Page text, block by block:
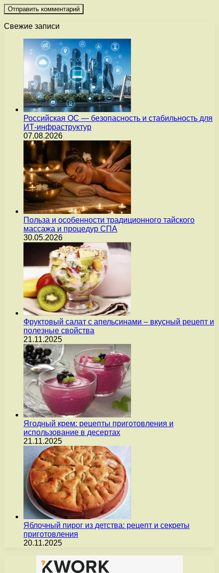
Свежие записи
Российская ОС — безопасность и стабильность для
ИТ-инфраструктур
07.08.2026
Польза и особенности традиционного тайского
массажа и процедур СПА
30.05.2026
Фруктовый салат с апельсинами – вкусный рецепт и
полезные свойства
21.11.2025
Ягодный крем: рецепты приготовления и
использование в десертах
21.11.2025
Яблочный пирог из детства: рецепт и секреты
приготовления
20.11.2025